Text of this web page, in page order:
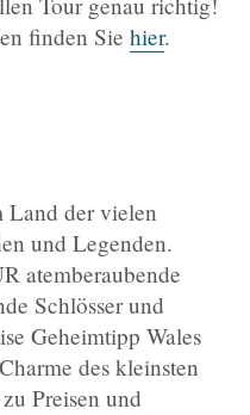
finden Sie hier.
Land der vielen
und Legenden.
atemberaubende
Schlösser und
Geheimtipp Wales
des kleinsten
Preisen und